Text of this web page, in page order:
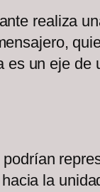
realiza
un eje de
la